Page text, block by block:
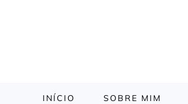
INÍCIO SOBRE MIM